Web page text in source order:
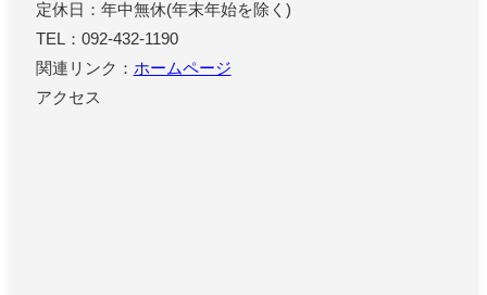
定休日：年中無休(年末年始を除く)
TEL：092-432-1190
関連リンク： ホームページ
アクセス